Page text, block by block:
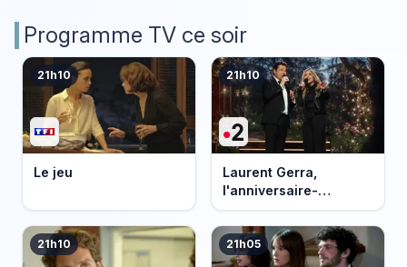
Programme TV ce soir
21h10
Le jeu
21h10
Laurent Gerra,
l'anniversaire-
événement
21h10 21h05